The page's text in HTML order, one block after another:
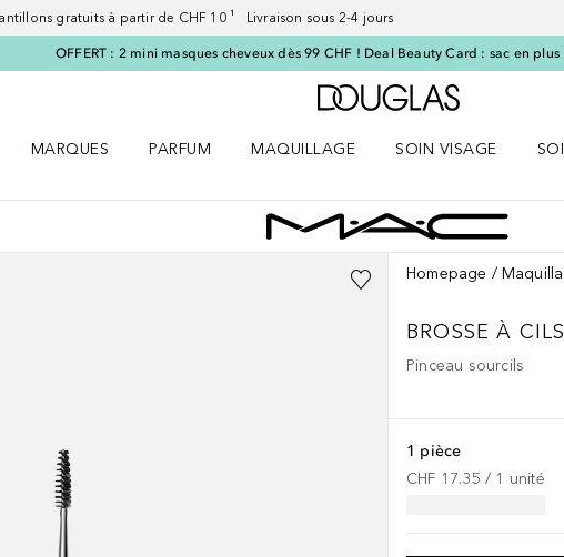
gratuits à partir de CHF 10 ¹ Livraison sous 2-4 jours
OFFERT : 2 mini masques cheveux dès 99 CHF ! Deal Beauty Card : sac en plus
Vers l'accueil
MARQUES
PARFUM
MAQUILLAGE
SOIN VISAGE
Homepage
BROSSE À
Pinceau sourcils
1 pièce
CHF 17.35 / 1 unité